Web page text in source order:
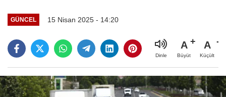
GÜNCEL 15 Nisan 2025 - 14:20
Dinle
A
Büyüt
A
Küçült